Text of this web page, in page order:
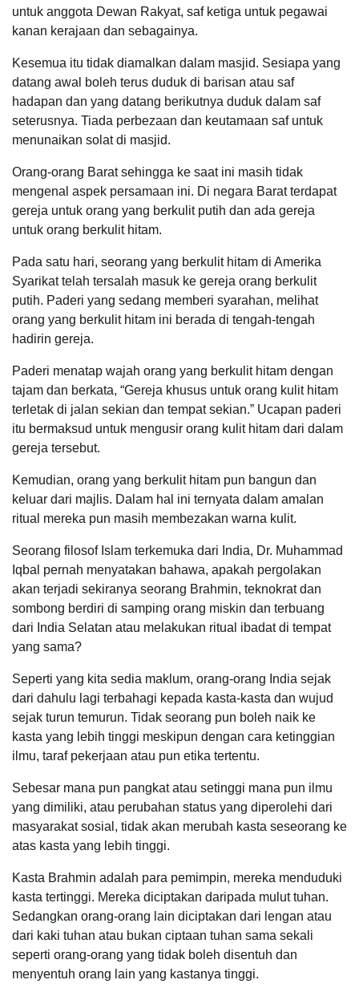
untuk anggota Dewan Rakyat, saf ketiga untuk pegawai
kanan kerajaan dan sebagainya.
Kesemua itu tidak diamalkan dalam masjid. Sesiapa yang
datang awal boleh terus duduk di barisan atau saf
hadapan dan yang datang berikutnya duduk dalam saf
seterusnya. Tiada perbezaan dan keutamaan saf untuk
menunaikan solat di masjid.
Orang-orang Barat sehingga ke saat ini masih tidak
mengenal aspek persamaan ini. Di negara Barat terdapat
gereja untuk orang yang berkulit putih dan ada gereja
untuk orang berkulit hitam.
Pada satu hari, seorang yang berkulit hitam di Amerika
Syarikat telah tersalah masuk ke gereja orang berkulit
putih. Paderi yang sedang memberi syarahan, melihat
orang yang berkulit hitam ini berada di tengah-tengah
hadirin gereja.
Paderi menatap wajah orang yang berkulit hitam dengan
tajam dan berkata, “Gereja khusus untuk orang kulit hitam
terletak di jalan sekian dan tempat sekian.” Ucapan paderi
itu bermaksud untuk mengusir orang kulit hitam dari dalam
gereja tersebut.
Kemudian, orang yang berkulit hitam pun bangun dan
keluar dari majlis. Dalam hal ini ternyata dalam amalan
ritual mereka pun masih membezakan warna kulit.
Seorang filosof Islam terkemuka dari India, Dr. Muhammad
Iqbal pernah menyatakan bahawa, apakah pergolakan
akan terjadi sekiranya seorang Brahmin, teknokrat dan
sombong berdiri di samping orang miskin dan terbuang
dari India Selatan atau melakukan ritual ibadat di tempat
yang sama?
Seperti yang kita sedia maklum, orang-orang India sejak
dari dahulu lagi terbahagi kepada kasta-kasta dan wujud
sejak turun temurun. Tidak seorang pun boleh naik ke
kasta yang lebih tinggi meskipun dengan cara ketinggian
ilmu, taraf pekerjaan atau pun etika tertentu.
Sebesar mana pun pangkat atau setinggi mana pun ilmu
yang dimiliki, atau perubahan status yang diperolehi dari
masyarakat sosial, tidak akan merubah kasta seseorang ke
atas kasta yang lebih tinggi.
Kasta Brahmin adalah para pemimpin, mereka menduduki
kasta tertinggi. Mereka diciptakan daripada mulut tuhan.
Sedangkan orang-orang lain diciptakan dari lengan atau
dari kaki tuhan atau bukan ciptaan tuhan sama sekali
seperti orang-orang yang tidak boleh disentuh dan
menyentuh orang lain yang kastanya tinggi.